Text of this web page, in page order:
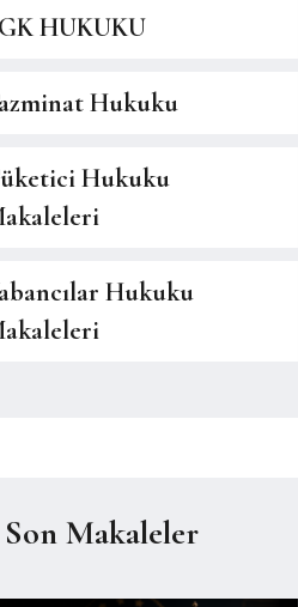
HUKUKU
Hukuku
Hukuku
Hukuku
Son Makaleler